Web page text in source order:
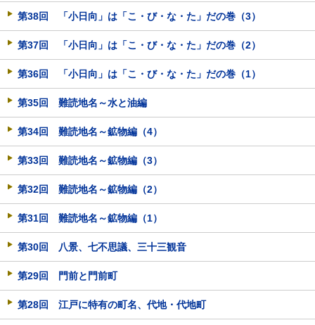
第38回 「小日向」は「こ・び・な・た」だの巻（3）
第37回 「小日向」は「こ・び・な・た」だの巻（2）
第36回 「小日向」は「こ・び・な・た」だの巻（1）
第35回 難読地名～水と油編
第34回 難読地名～鉱物編（4）
第33回 難読地名～鉱物編（3）
第32回 難読地名～鉱物編（2）
第31回 難読地名～鉱物編（1）
第30回 八景、七不思議、三十三観音
第29回 門前と門前町
第28回 江戸に特有の町名、代地・代地町